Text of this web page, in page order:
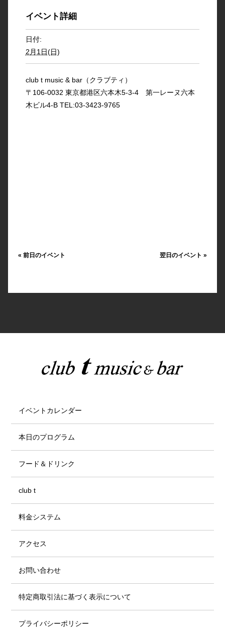
イベント詳細
日付:
2月1日(日)
club t music & bar（クラブティ）
〒106-0032 東京都港区六本木5-3-4 第一レーヌ六本
木ビル4-B TEL:03-3423-9765
« 前日のイベント 翌日のイベント»
イベントカレンダー
本日のプログラム
フード＆ドリンク
club t
料金システム
アクセス
お問い合わせ
特定商取引法に基づく表示について
プライバシーポリシー